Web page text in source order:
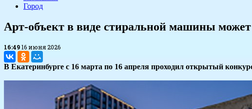
Город
Арт-объект в виде стиральной машины может
16:4916 июня 2026
В Екатеринбурге с 16 марта по 16 апреля проходил открытый